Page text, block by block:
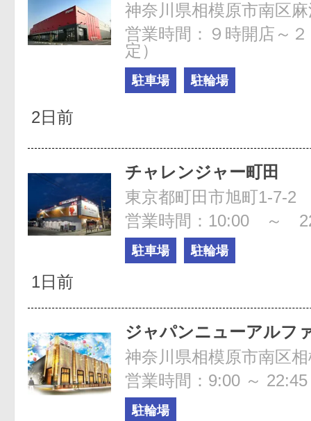
神奈川県相模原市南区
営業時間：９時開店～
定）
駐車場 駐輪場
2日前
チャレンジャー町田
東京都町田市旭町1-7-2
営業時間：10:00 ～
駐車場 駐輪場
1日前
ジャパンニューアルフ
神奈川県相模原市南区
営業時間：9:00 ～ 22:45
駐輪場